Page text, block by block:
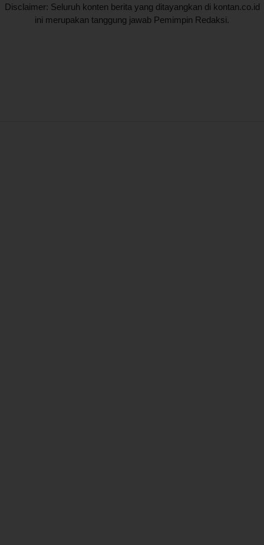
Disclaimer: Seluruh konten berita yang ditayangkan di kontan.co.id
ini merupakan tanggung jawab Pemimpin Redaksi.